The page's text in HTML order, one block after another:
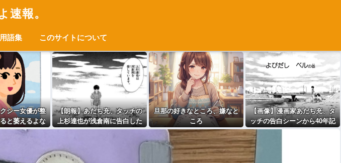
速報。
語集 このサイトについて
シー女優が整
と萎えるよな
【朗報】あだち充、タッチの
上杉達也が浅倉南に告白した
シーンを完全再現ｗｗｗｗｗ
旦那の好きなところ、嫌なと
ころ
【画像】漫画家あだち充、タ
ッチの告白シーンから40年記
念で自分自身が浅倉南になり